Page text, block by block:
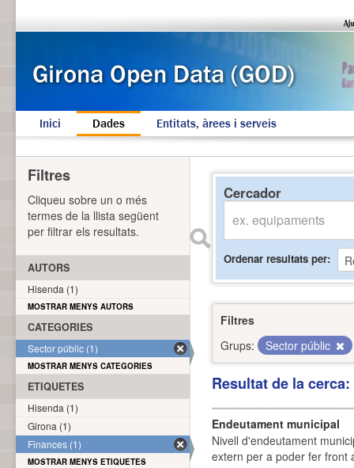
Inici Dades Entitats, àrees i serveis
Cercador
Ordenar resultats per
Filtres
Grups:
Sector públic
Resultat de la
Endeutament municipal
Nivell d'endeutament
extern per a poder fer front
Filtres
Cliqueu sobre un o més
termes de la llista següent
per filtrar els resultats.
AUTORS
Hisenda (1)
MOSTRAR MENYS AUTORS
CATEGORIES
Sector públic (1)
MOSTRAR MENYS CATEGORIES
ETIQUETES
Hisenda (1)
Girona (1)
Finances (1)
MOSTRAR MENYS ETIQUETES